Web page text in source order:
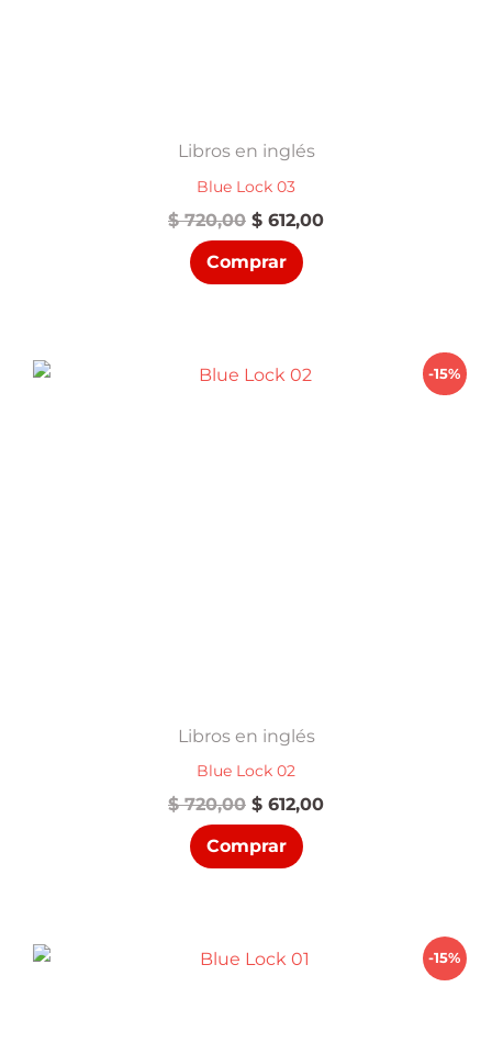
Libros en inglés
Blue Lock 03
$720,00 El
precio
original
era:
$ 612,00El
Comprar
-15%
Libros en inglés
Blue Lock 02
$720,00 El
precio
original
era:
$ 612,00El
Comprar
-15%